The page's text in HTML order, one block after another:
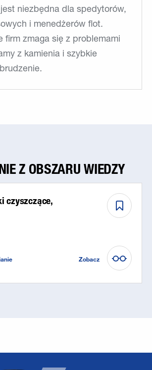
niezbędna dla spedytorów,
i menedżerów flot.
firm zmaga się z problemami
z kamienia i szybkie
Z OBSZARU WIEDZY
czyszczące,
Zobacz